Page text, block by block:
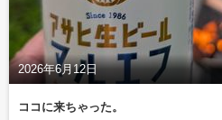
2026年6月12日
ココに来ちゃった。